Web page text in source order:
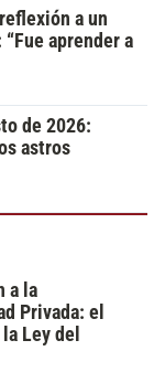
a un
aprender a
de 2026:
astros
a la
Privada: el
Ley del